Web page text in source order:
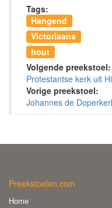
Tags:
Hangend
Victoriaans
hout
Volgende preekstoel:
Protestantse kerk uit
Vorige preekstoel:
Johannes de
Preekstoelen.com
Home